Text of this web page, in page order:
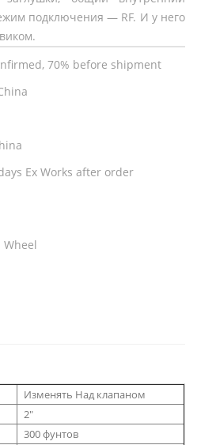
подключения — RF. И у него
70% before shipment
Ex Works after order
Wheel
Изменять Над клапаном
2"
300 фунтов